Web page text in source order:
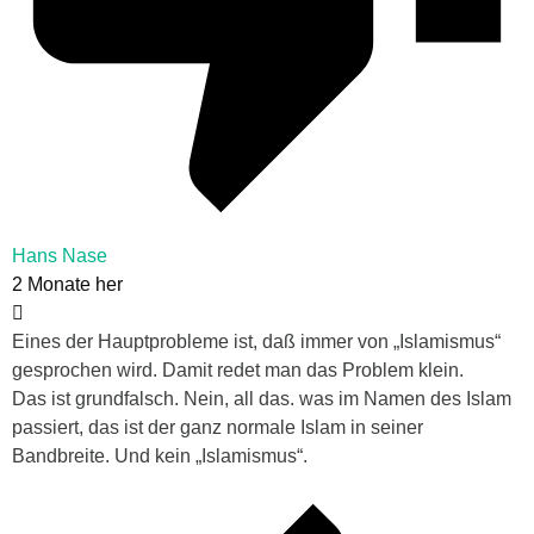
Hans Nase
2 Monate her
Eines der Hauptprobleme ist, daß immer von „Islamismus“
gesprochen wird. Damit redet man das Problem klein.
Das ist grundfalsch. Nein, all das. was im Namen des Islam
passiert, das ist der ganz normale Islam in seiner
Bandbreite. Und kein „Islamismus“.